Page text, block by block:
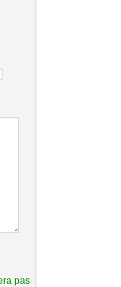
pas